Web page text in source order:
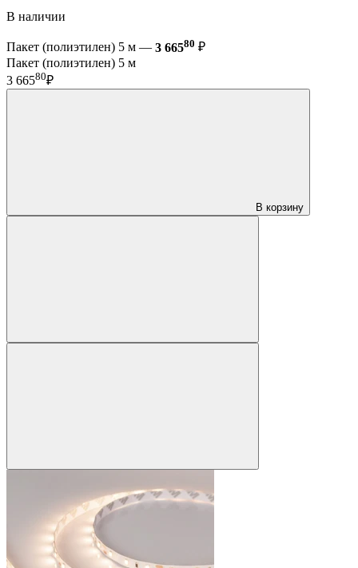
В наличии
Пакет (полиэтилен) 5 м — 3 66580 ₽
Пакет (полиэтилен) 5 м
3 66580₽
В корзину